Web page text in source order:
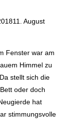
11. August
Fenster war am
Himmel zu
stellt sich die
oder doch
hat
stimmungsvolle